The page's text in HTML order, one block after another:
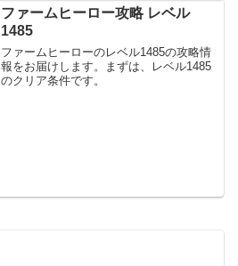
ファームヒーロー攻略 レベル
1485
ファームヒーローのレベル1485の攻略情
報をお届けします。まずは、レベル1485
のクリア条件です。